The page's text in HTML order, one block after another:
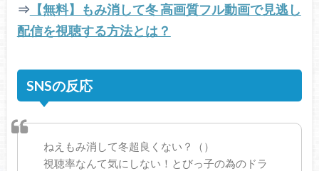
⇒ 【無料】もみ消して冬 高画質フル動画で見逃し
配信を視聴する方法とは？
SNSの反応
ねえもみ消して冬超良くない？（）
視聴率なんて気にしない！とびっ子の為のドラ